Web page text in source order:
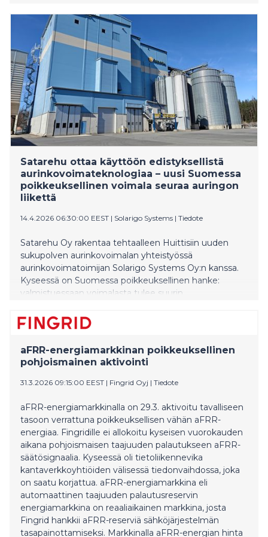
Suomessa kulutetun sähkön päästökerroin oli 40 (36)
gCO2/kWh. Fingridin kantaverkon siirtovarmuus oli
erittäin korkealla tasolla. Tammi–maaliskuun liikevaihto
kasvoi 443,8 (370,7) miljoonaan euroon korkeamman
s
Satarehu ottaa käyttöön edistyksellistä
aurinkovoimateknologiaa – uusi Suomessa
poikkeuksellinen voimala seuraa auringon
liikettä
14.4.2026 06:30:00 EEST | Solarigo Systems | Tiedote
Satarehu Oy rakentaa tehtaalleen Huittisiin uuden
sukupolven aurinkovoimalan yhteistyössä
aurinkovoimatoimijan Solarigo Systems Oy:n kanssa.
Kyseessä on Suomessa poikkeuksellinen hanke:
valmistuessaan voimalasta tulee suurin
jossa paneelit seuraavat aktiivisesti auringon liikettä.
aFRR-energiamarkkinan poikkeuksellinen
pohjoismainen aktivointi
31.3.2026 09:15:00 EEST | Fingrid Oyj | Tiedote
aFRR-energiamarkkinalla on 29.3. aktivoitu tavalliseen
tasoon verrattuna poikkeuksellisen vähän aFRR-
energiaa. Fingridille ei allokoitu kyseisen vuorokauden
aikana pohjoismaisen taajuuden palautukseen aFRR-
säätösignaalia. Kyseessä oli tietoliikennevika
kantaverkkoyhtiöiden välisessä tiedonvaihdossa, joka
on saatu korjattua. aFRR-energiamarkkina eli
automaattinen taajuuden palautusreservin
energiamarkkina on reaaliaikainen markkina, josta
Fingrid hankkii aFRR-reserviä sähköjärjestelmän
tasapainottamiseksi. Markkinalla aFRR-energian hinta